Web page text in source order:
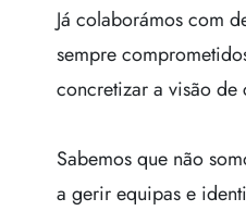
Já colaborámos com
sempre
concretizar a visão de
Sabemos que não
a gerir equipas e